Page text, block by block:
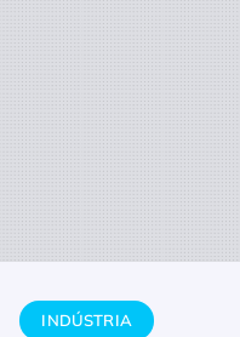
Home Indústria
INDÚSTRIA